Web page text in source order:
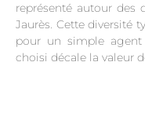
représenté autour des
Jaurès. Cette diversité
pour un simple
choisi décale la valeur